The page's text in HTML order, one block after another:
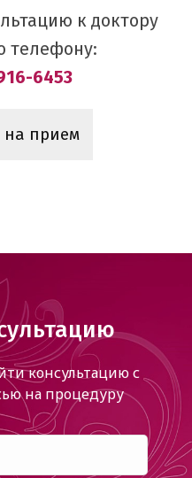
к доктору
телефону:
6453
на прием
консультацию с
на процедуру